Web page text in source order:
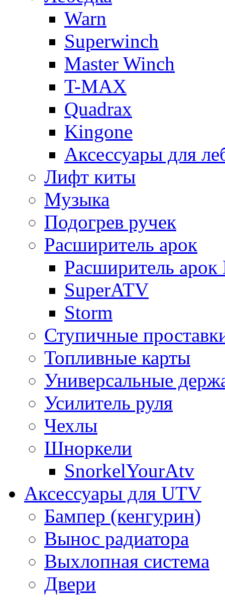
Warn
Superwinch
Master Winch
T-MAX
Quadrax
Kingone
Аксессуары для
Лифт киты
Музыка
Подогрев ручек
Расширитель арок
Расширитель
SuperATV
Storm
Ступичные
Топливные карты
Универсальные
Усилитель руля
Чехлы
Шноркели
SnorkelYourAtv
Аксессуары для UTV
Бампер (кенгурин)
Вынос радиатора
Выхлопная система
Двери